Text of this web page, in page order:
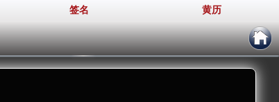
签名 黄历